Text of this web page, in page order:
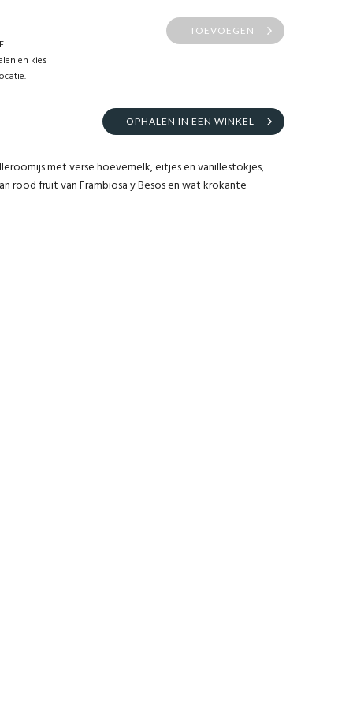
en kies
TOEVOEGEN
OPHALEN IN EEN WINKEL
met verse hoevemelk, eitjes en vanillestokjes,
rood fruit van Frambiosa y Besos en wat krokante